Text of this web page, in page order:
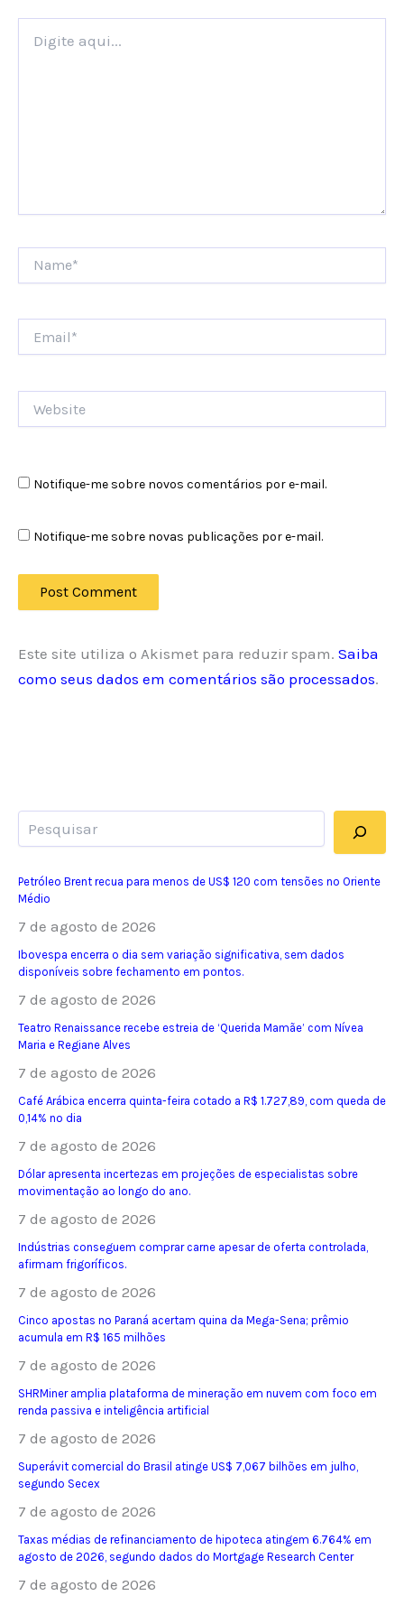
aqui...
Notifique-me sobre novos comentários por e-mail.
Notifique-me sobre novas publicações por e-mail.
Este site utiliza o Akismet para reduzir spam. Saiba
como seus dados em comentários são processados.
Petróleo Brent recua para menos de US$ 120 com tensões no Oriente
Médio
7 de agosto de 2026
Ibovespa encerra o dia sem variação significativa, sem dados
disponíveis sobre fechamento em pontos.
7 de agosto de 2026
Teatro Renaissance recebe estreia de ‘Querida Mamãe’ com Nívea
Maria e Regiane Alves
7 de agosto de 2026
Café Arábica encerra quinta-feira cotado a R$ 1.727,89, com queda de
0,14% no dia
7 de agosto de 2026
Dólar apresenta incertezas em projeções de especialistas sobre
movimentação ao longo do ano.
7 de agosto de 2026
Indústrias conseguem comprar carne apesar de oferta controlada,
afirmam frigoríficos.
7 de agosto de 2026
Cinco apostas no Paraná acertam quina da Mega-Sena; prêmio
acumula em R$ 165 milhões
7 de agosto de 2026
SHRMiner amplia plataforma de mineração em nuvem com foco em
renda passiva e inteligência artificial
7 de agosto de 2026
Superávit comercial do Brasil atinge US$ 7,067 bilhões em julho,
segundo Secex
7 de agosto de 2026
Taxas médias de refinanciamento de hipoteca atingem 6.764% em
agosto de 2026, segundo dados do Mortgage Research Center
7 de agosto de 2026